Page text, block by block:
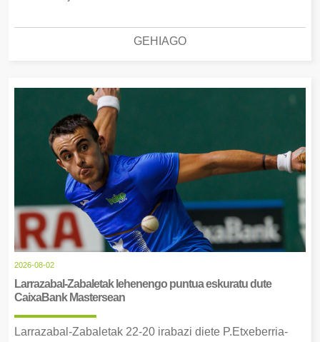
GEHIAGO
2026-08-02
Larrazabal-Zabaletak lehenengo puntua eskuratu dute
CaixaBank Mastersean
Larrazabal-Zabaletak 22-20 irabazi diete P.Etxeberria-